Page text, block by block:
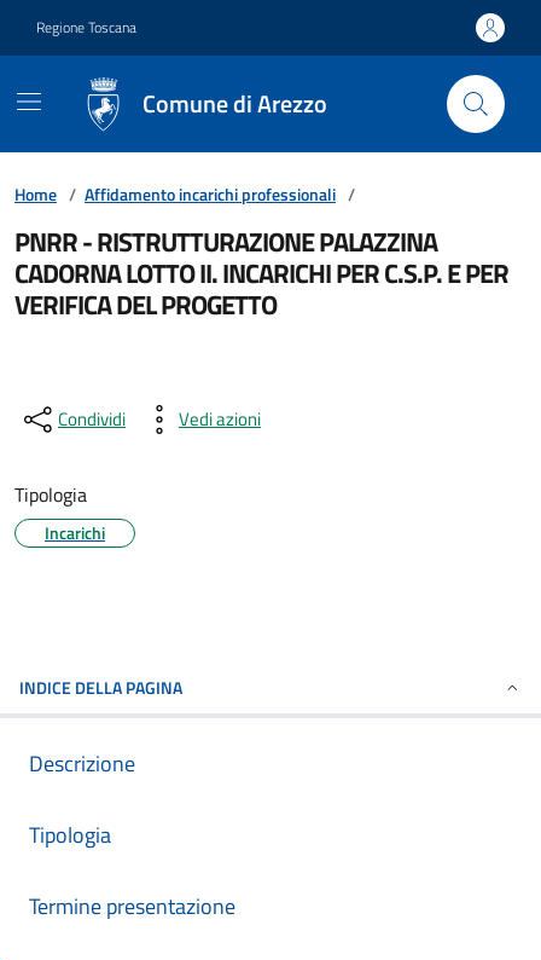
Regione Toscana
Comune di Arezzo
Home / Affidamento incarichi professionali /
PNRR - RISTRUTTURAZIONE PALAZZINA
CADORNA LOTTO II. INCARICHI PER C.S.P. E PER
VERIFICA DEL PROGETTO
Condividi Vedi azioni
Tipologia
Incarichi
INDICE DELLA PAGINA
Descrizione
Tipologia
Termine presentazione